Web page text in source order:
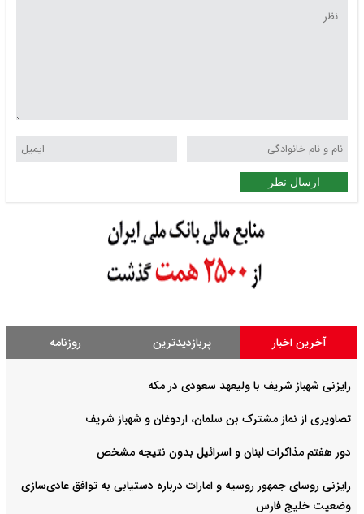
ارسال نظر
آخرین اخبار پربازدیدترین روزنامه
رایزنی شهباز شریف با ولیعهد سعودی در مکه
تصاویری از نماز مشترک بن سلمان، اردوغان و شهباز شریف
دور هفتم مذاکرات لبنان و اسرائیل بدون نتیجه مشخص
رایزنی روسای جمهور روسیه و امارات درباره دستیابی به توافق عادی‌سازی
وضعیت خلیج‌ فارس